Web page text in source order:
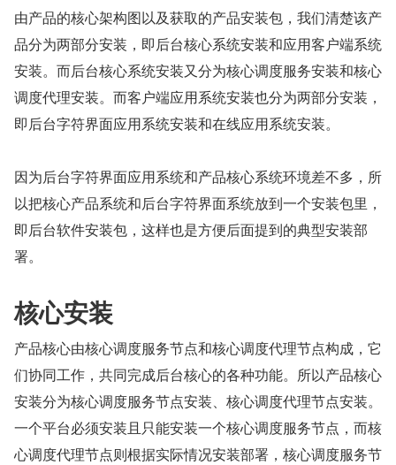
由产品的核心架构图以及获取的产品安装包，我们清楚该产
品分为两部分安装，即后台核心系统安装和应用客户端系统
安装。而后台核心系统安装又分为核心调度服务安装和核心
调度代理安装。而客户端应用系统安装也分为两部分安装，
即后台字符界面应用系统安装和在线应用系统安装。
因为后台字符界面应用系统和产品核心系统环境差不多，所
以把核心产品系统和后台字符界面系统放到一个安装包里，
即后台软件安装包，这样也是方便后面提到的典型安装部
署。
核心安装
产品核心由核心调度服务节点和核心调度代理节点构成，它
们协同工作，共同完成后台核心的各种功能。所以产品核心
安装分为核心调度服务节点安装、核心调度代理节点安装。
一个平台必须安装且只能安装一个核心调度服务节点，而核
心调度代理节点则根据实际情况安装部署，核心调度服务节